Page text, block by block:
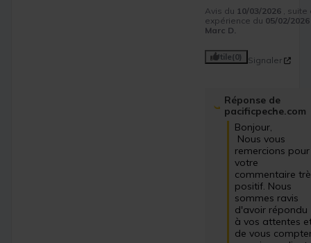
Avis du 10/03/2026 , suite
expérience du 05/02/2026
Marc D.
Utile(0) Signaler
Réponse de
pacificpeche.com
Bonjour,
remercions pour
votre
commentaire
positif. Nous
sommes ravis
d'avoir répondu
à vos attentes
de vous